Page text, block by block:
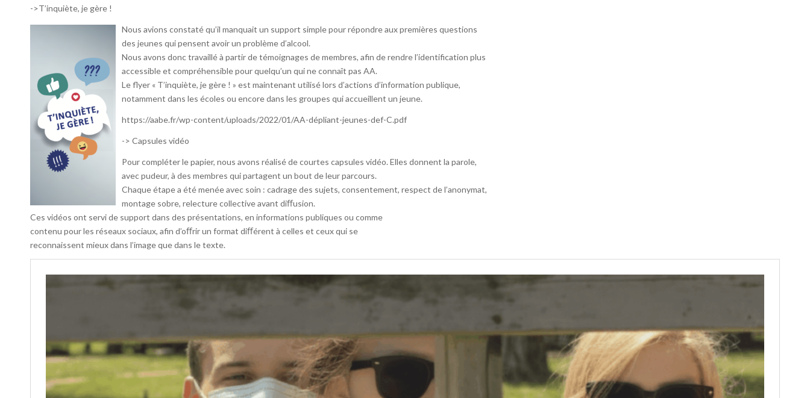
->T’inquiète, je gère !
Nous avions constaté qu’il manquait un support simple pour répondre aux premières questions
des jeunes qui pensent avoir un problème d’alcool.
Nous avons donc travaillé à partir de témoignages de membres, afin de rendre l’identification plus
accessible et compréhensible pour quelqu’un qui ne connaît pas AA.
Le flyer « T’inquiète, je gère ! » est maintenant utilisé lors d’actions d’information publique,
notamment dans les écoles ou encore dans les groupes qui accueillent un jeune.
https://aabe.fr/wp-content/uploads/2022/01/AA-dépliant-jeunes-def-C.pdf
-> Capsules vidéo
Pour compléter le papier, nous avons réalisé de courtes capsules vidéo. Elles donnent la parole,
avec pudeur, à des membres qui partagent un bout de leur parcours.
Chaque étape a été menée avec soin : cadrage des sujets, consentement, respect de l’anonymat,
montage sobre, relecture collective avant diﬀusion.
Ces vidéos ont servi de support dans des présentations, en informations publiques ou comme
contenu pour les réseaux sociaux, afin d’oﬀrir un format diﬀérent à celles et ceux qui se
reconnaissent mieux dans l’image que dans le texte.